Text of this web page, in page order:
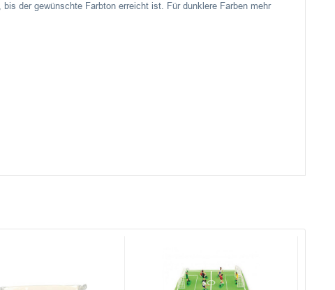
der gewünschte Farbton erreicht ist. Für dunklere Farben mehr